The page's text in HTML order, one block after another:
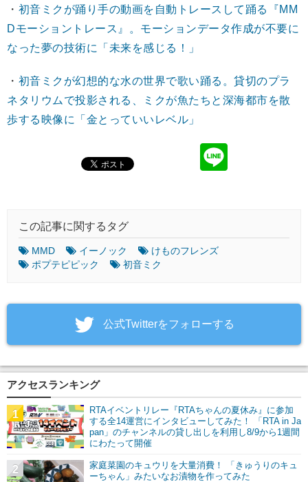
・ 初音ミクが踊り手の動画を自動トレースして踊る『MM
Dモーショントレース』。モーションデータ作成が不要に
なった夢の技術に「未来を感じる！」
・ 初音ミクが幻想的な水の世界で歌い踊る。貸切のプラ
ネタリウムで投影される、ミクが魚たちと深海都市を散
歩する映像に「金とっていいレベル」
この記事に関するタグ
MMD イーノック
けものフレンズ
ポプテピピック
初音ミク
‎公式Twitterをフォローする
アクセスランキング
RTAイベントリレー『RTAちゃんの夏休み』に参加
する全14運営にインタビューしてみた！ 「RTA in Ja
pan」のチャンネルの貸し出しを利用し8/9から1週間
にわたって開催
1
家庭菜園のキュウリを大量消費！ 「きゅうりのキュ
ーちゃん」みたいなお漬物を作ってみた
2